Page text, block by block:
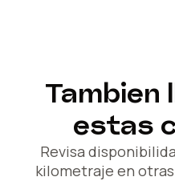
Tambien
estas
Revisa
kilometraje en